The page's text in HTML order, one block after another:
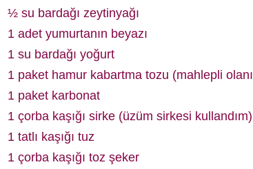
½ su bardağı zeytinyağı
1 adet yumurtanın beyazı
1 su bardağı yoğurt
1 paket hamur kabartma tozu (mahlepli
1 paket karbonat
1 çorba kaşığı sirke (üzüm sirkesi kullandım)
1 tatlı kaşığı tuz
1 çorba kaşığı toz şeker